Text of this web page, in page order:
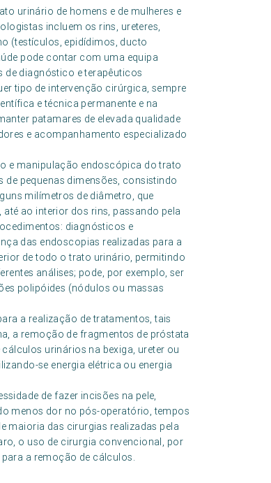
urinário de homens e de mulheres e
incluem os rins, ureteres,
(testículos, epidídimos, ducto
pode contar com uma equipa
diagnóstico e terapêuticos
tipo de intervenção cirúrgica, sempre
e técnica permanente e na
patamares de elevada qualidade
e acompanhamento especializado
e manipulação endoscópica do trato
de pequenas dimensões, consistindo
milímetros de diâmetro, que
ao interior dos rins, passando pela
diagnósticos e
das endoscopias realizadas para a
de todo o trato urinário, permitindo
análises; pode, por exemplo, ser
polipóides (nódulos ou massas
a realização de tratamentos, tais
a remoção de fragmentos de próstata
urinários na bexiga, ureter ou
se energia elétrica ou energia
de fazer incisões na pele,
menos dor no pós-operatório, tempos
maioria das cirurgias realizadas pela
o uso de cirurgia convencional, por
a remoção de cálculos.